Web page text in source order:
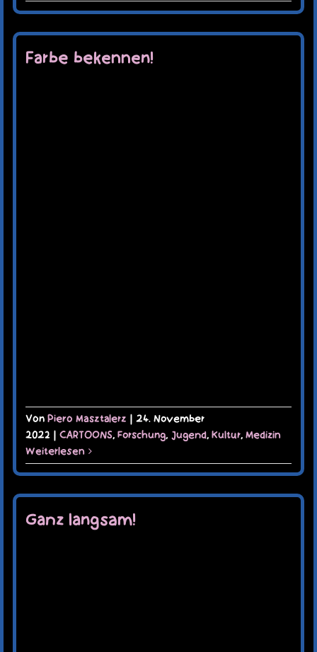
Farbe bekennen!
Von Piero Masztalerz | 24. November
2022 | CARTOONS, Forschung, Jugend, Kultur, Medizin
Weiterlesen
Ganz langsam!